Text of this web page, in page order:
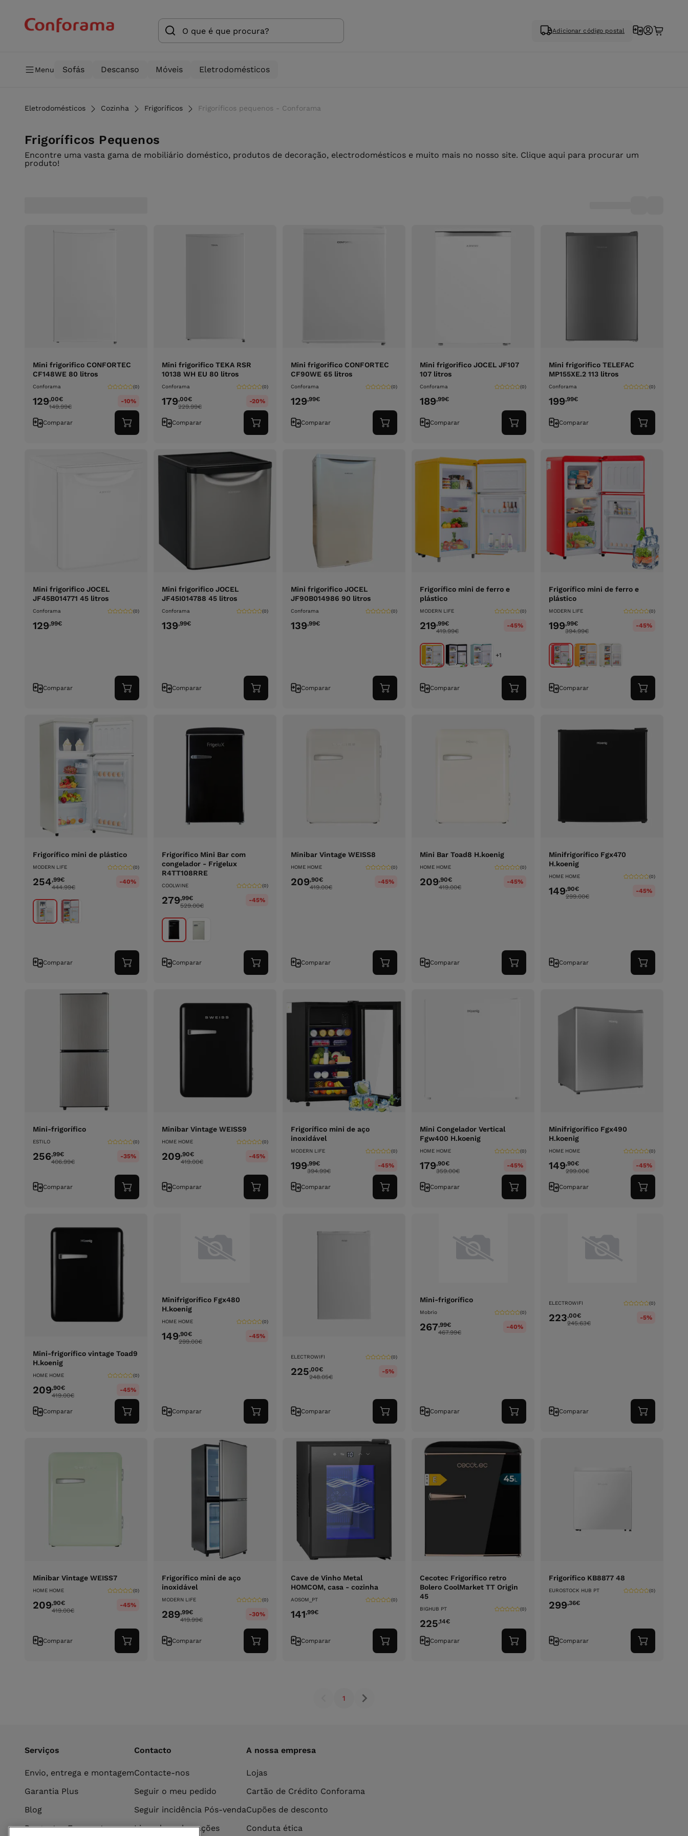
Adicionar código postal
Menu Sofás Descanso Móveis Eletrodomésticos
Eletrodomésticos Cozinha Frigoríficos Frigoríficos pequenos - Conforama
Frigoríficos Pequenos
Encontre uma vasta gama de mobiliário doméstico, produtos de decoração, electrodomésticos e muito mais no nosso site. Clique aqui para procurar um
produto!
Mini frigorifico CONFORTEC
CF148WE 80 litros
Conforama (0)
129,00€
149.99€
-10%
Comparar
Adicionar
ao
Mini frigorifico TEKA RSR
10138 WH EU 80 litros
Conforama (0)
179,00€
229.99€
-20%
Comparar
Adicionar
ao
Mini frigorifico CONFORTEC
CF90WE 65 litros
Conforama (0)
129,99€
Comparar
Adicionar
ao
Mini frigorifico JOCEL JF107
107 litros
Conforama (0)
189,99€
Comparar
Adicionar
ao
Mini frigorifico TELEFAC
MP155XE.2 113 litros
Conforama (0)
199,99€
Comparar
Adicionar
ao
Mini frigorifico JOCEL
JF45B014771 45 litros
Conforama (0)
129,99€
Comparar
Adicionar
ao
Mini frigorifico JOCEL
JF45I014788 45 litros
Conforama (0)
139,99€
Comparar
Adicionar
ao
Mini frigorifico JOCEL
JF90B014986 90 litros
Conforama (0)
139,99€
Comparar
Adicionar
ao
Frigorífico mini de ferro e
plástico
MODERN LIFE (0)
219,99€
419.99€
-45%
+1
Comparar
Adicionar
ao
Frigorífico mini de ferro e
plástico
MODERN LIFE (0)
199,99€
394.99€
-45%
Comparar
Adicionar
ao
Frigorífico mini de plástico
MODERN LIFE (0)
254,99€
444.99€
-40%
Comparar
Adicionar
ao
Frigorífico Mini Bar com
congelador - Frigelux
R4TT108RRE
COOLWINE (0)
279,99€
529.00€
-45%
Comparar
Adicionar
ao
Minibar Vintage WEISS8
HOME HOME (0)
209,90€
419.00€
-45%
Comparar
Adicionar
ao
Mini Bar Toad8 H.koenig
HOME HOME (0)
209,90€
419.00€
-45%
Comparar
Adicionar
ao
Minifrigorífico Fgx470
H.koenig
HOME HOME (0)
149,90€
299.00€
-45%
Comparar
Adicionar
ao
Mini-frigorífico
ESTILO (0)
256,99€
406.99€
-35%
Comparar
Adicionar
ao
Minibar Vintage WEISS9
HOME HOME (0)
209,90€
419.00€
-45%
Comparar
Adicionar
ao
Frigorífico mini de aço
inoxidável
MODERN LIFE (0)
199,99€
394.99€
-45%
Comparar
Adicionar
ao
Mini Congelador Vertical
Fgw400 H.koenig
HOME HOME (0)
179,90€
359.00€
-45%
Comparar
Adicionar
ao
Minifrigorífico Fgx490
H.koenig
HOME HOME (0)
149,90€
299.00€
-45%
Comparar
Adicionar
ao
Mini-frigorífico vintage Toad9
H.koenig
HOME HOME (0)
209,90€
419.00€
-45%
Comparar
Adicionar
ao
Minifrigorífico Fgx480
H.koenig
HOME HOME (0)
149,90€
299.00€
-45%
Comparar
Adicionar
ao
ELECTROWIFI (0)
225,00€
248.05€
-5%
Comparar
Adicionar
ao
Mini-frigorífico
Mobrio (0)
267,99€
467.99€
-40%
Comparar
Adicionar
ao
ELECTROWIFI (0)
223,00€
245.63€
-5%
Comparar
Adicionar
ao
Minibar Vintage WEISS7
HOME HOME (0)
209,90€
419.00€
-45%
Comparar
Adicionar
ao
Frigorífico mini de aço
inoxidável
MODERN LIFE (0)
289,99€
419.99€
-30%
Comparar
Adicionar
ao
Cave de Vinho Metal
HOMCOM, casa - cozinha
AOSOM_PT (0)
141,99€
Comparar
Adicionar
ao
Cecotec Frigorífico retro
Bolero CoolMarket TT Origin
45
BIGHUB PT (0)
225,14€
Comparar
Adicionar
ao
Frigorífico KB8877 48
EUROSTOCK HUB PT (0)
299,36€
Comparar
Adicionar
ao
1
Serviços
Envio, entrega e montagem
Garantia Plus
Blog
Perguntas Frequentes
Contacto
Contacte-nos
Seguir o meu pedido
Seguir incidência Pós-venda
Livro de reclamações
A nossa empresa
Lojas
Cartão de Crédito Conforama
Cupões de desconto
Conduta ética